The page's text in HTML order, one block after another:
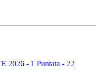
2026 - 1 Puntata - 22